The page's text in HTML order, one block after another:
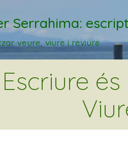
Serrahima:
veure, viure i reviure
Escriure